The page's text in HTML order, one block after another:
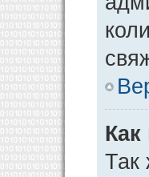
Как
Так